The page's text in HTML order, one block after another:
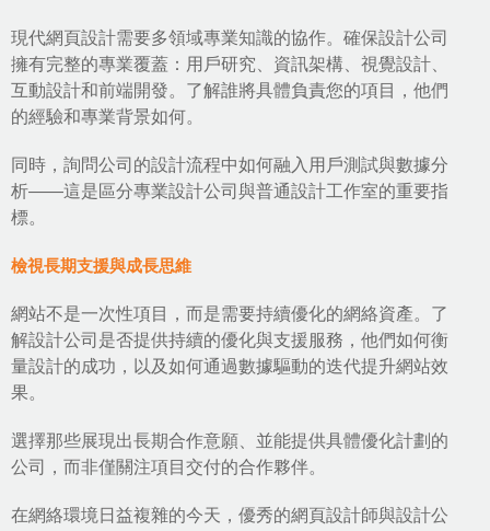
現代網頁設計需要多領域專業知識的協作。確保設計公司
擁有完整的專業覆蓋：用戶研究、資訊架構、視覺設計、
互動設計和前端開發。了解誰將具體負責您的項目，他們
的經驗和專業背景如何。
同時，詢問公司的設計流程中如何融入用戶測試與數據分
析——這是區分專業設計公司與普通設計工作室的重要指
標。
檢視長期支援與成長思維
網站不是一次性項目，而是需要持續優化的網絡資產。了
解設計公司是否提供持續的優化與支援服務，他們如何衡
量設計的成功，以及如何通過數據驅動的迭代提升網站效
果。
選擇那些展現出長期合作意願、並能提供具體優化計劃的
公司，而非僅關注項目交付的合作夥伴。
在網絡環境日益複雜的今天，優秀的網頁設計師與設計公